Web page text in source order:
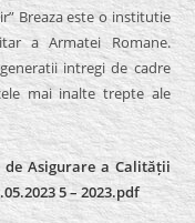
Breaza este o institutie
a Armatei Romane.
intregi de cadre
mai inalte trepte ale
Asigurare a Calității
5 – 2023.pdf